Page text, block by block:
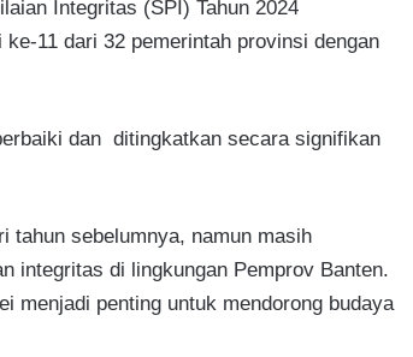
Integritas (SPI) Tahun 2024
11 dari 32 pemerintah provinsi dengan
dan ditingkatkan secara signifikan
tahun sebelumnya, namun masih
integritas di lingkungan Pemprov Banten.
menjadi penting untuk mendorong budaya